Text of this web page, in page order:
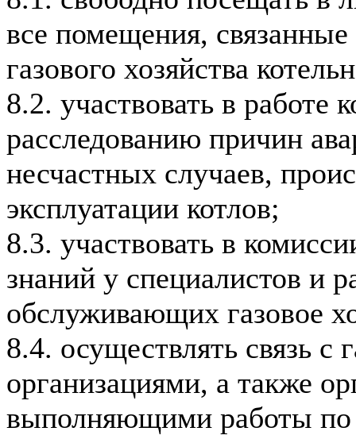
все помещения, связанные
газового хозяйства
8.2. участвовать в работе
расследованию причин
несчастных случаев,
эксплуатации котлов;
8.3. участвовать в
знаний у специалистов и
обслуживающих газовое
8.4. осуществлять связь
организациями, а также
выполняющими работы по